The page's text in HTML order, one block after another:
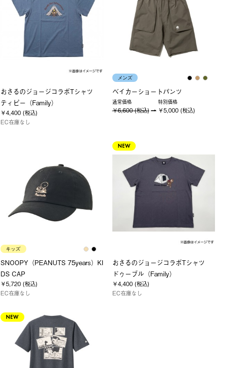
おさるのジョージコラボTシャツ
ティピー（Family）
￥4,400 (税込)
EC在庫なし
メンズ
ベイカーショートパンツ
通常価格
￥6,600 (税込)
特別価格
￥5,000 (税込)
キッズ
SNOOPY（PEANUTS 75years）KI
DS CAP
￥5,720 (税込)
EC在庫なし
NEW
おさるのジョージコラボTシャツ
ドゥーブル（Family）
￥4,400 (税込)
EC在庫なし
NEW